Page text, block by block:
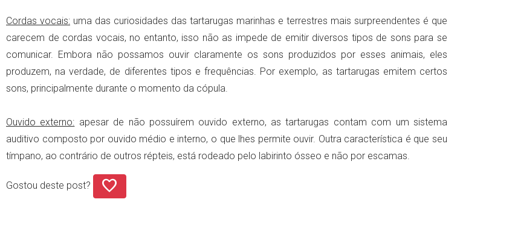
Cordas vocais: uma das curiosidades das tartarugas marinhas e terrestres mais surpreendentes é que
carecem de cordas vocais, no entanto, isso não as impede de emitir diversos tipos de sons para se
comunicar. Embora não possamos ouvir claramente os sons produzidos por esses animais, eles
produzem, na verdade, de diferentes tipos e frequências. Por exemplo, as tartarugas emitem certos
sons, principalmente durante o momento da cópula.
Ouvido externo: apesar de não possuírem ouvido externo, as tartarugas contam com um sistema
auditivo composto por ouvido médio e interno, o que lhes permite ouvir. Outra característica é que seu
tímpano, ao contrário de outros répteis, está rodeado pelo labirinto ósseo e não por escamas.
Gostou deste post? favorite